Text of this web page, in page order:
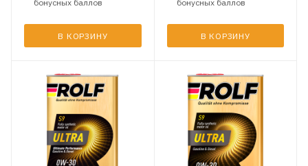
бонусных баллов
В КОРЗИНУ
бонусных баллов
В КОРЗИНУ